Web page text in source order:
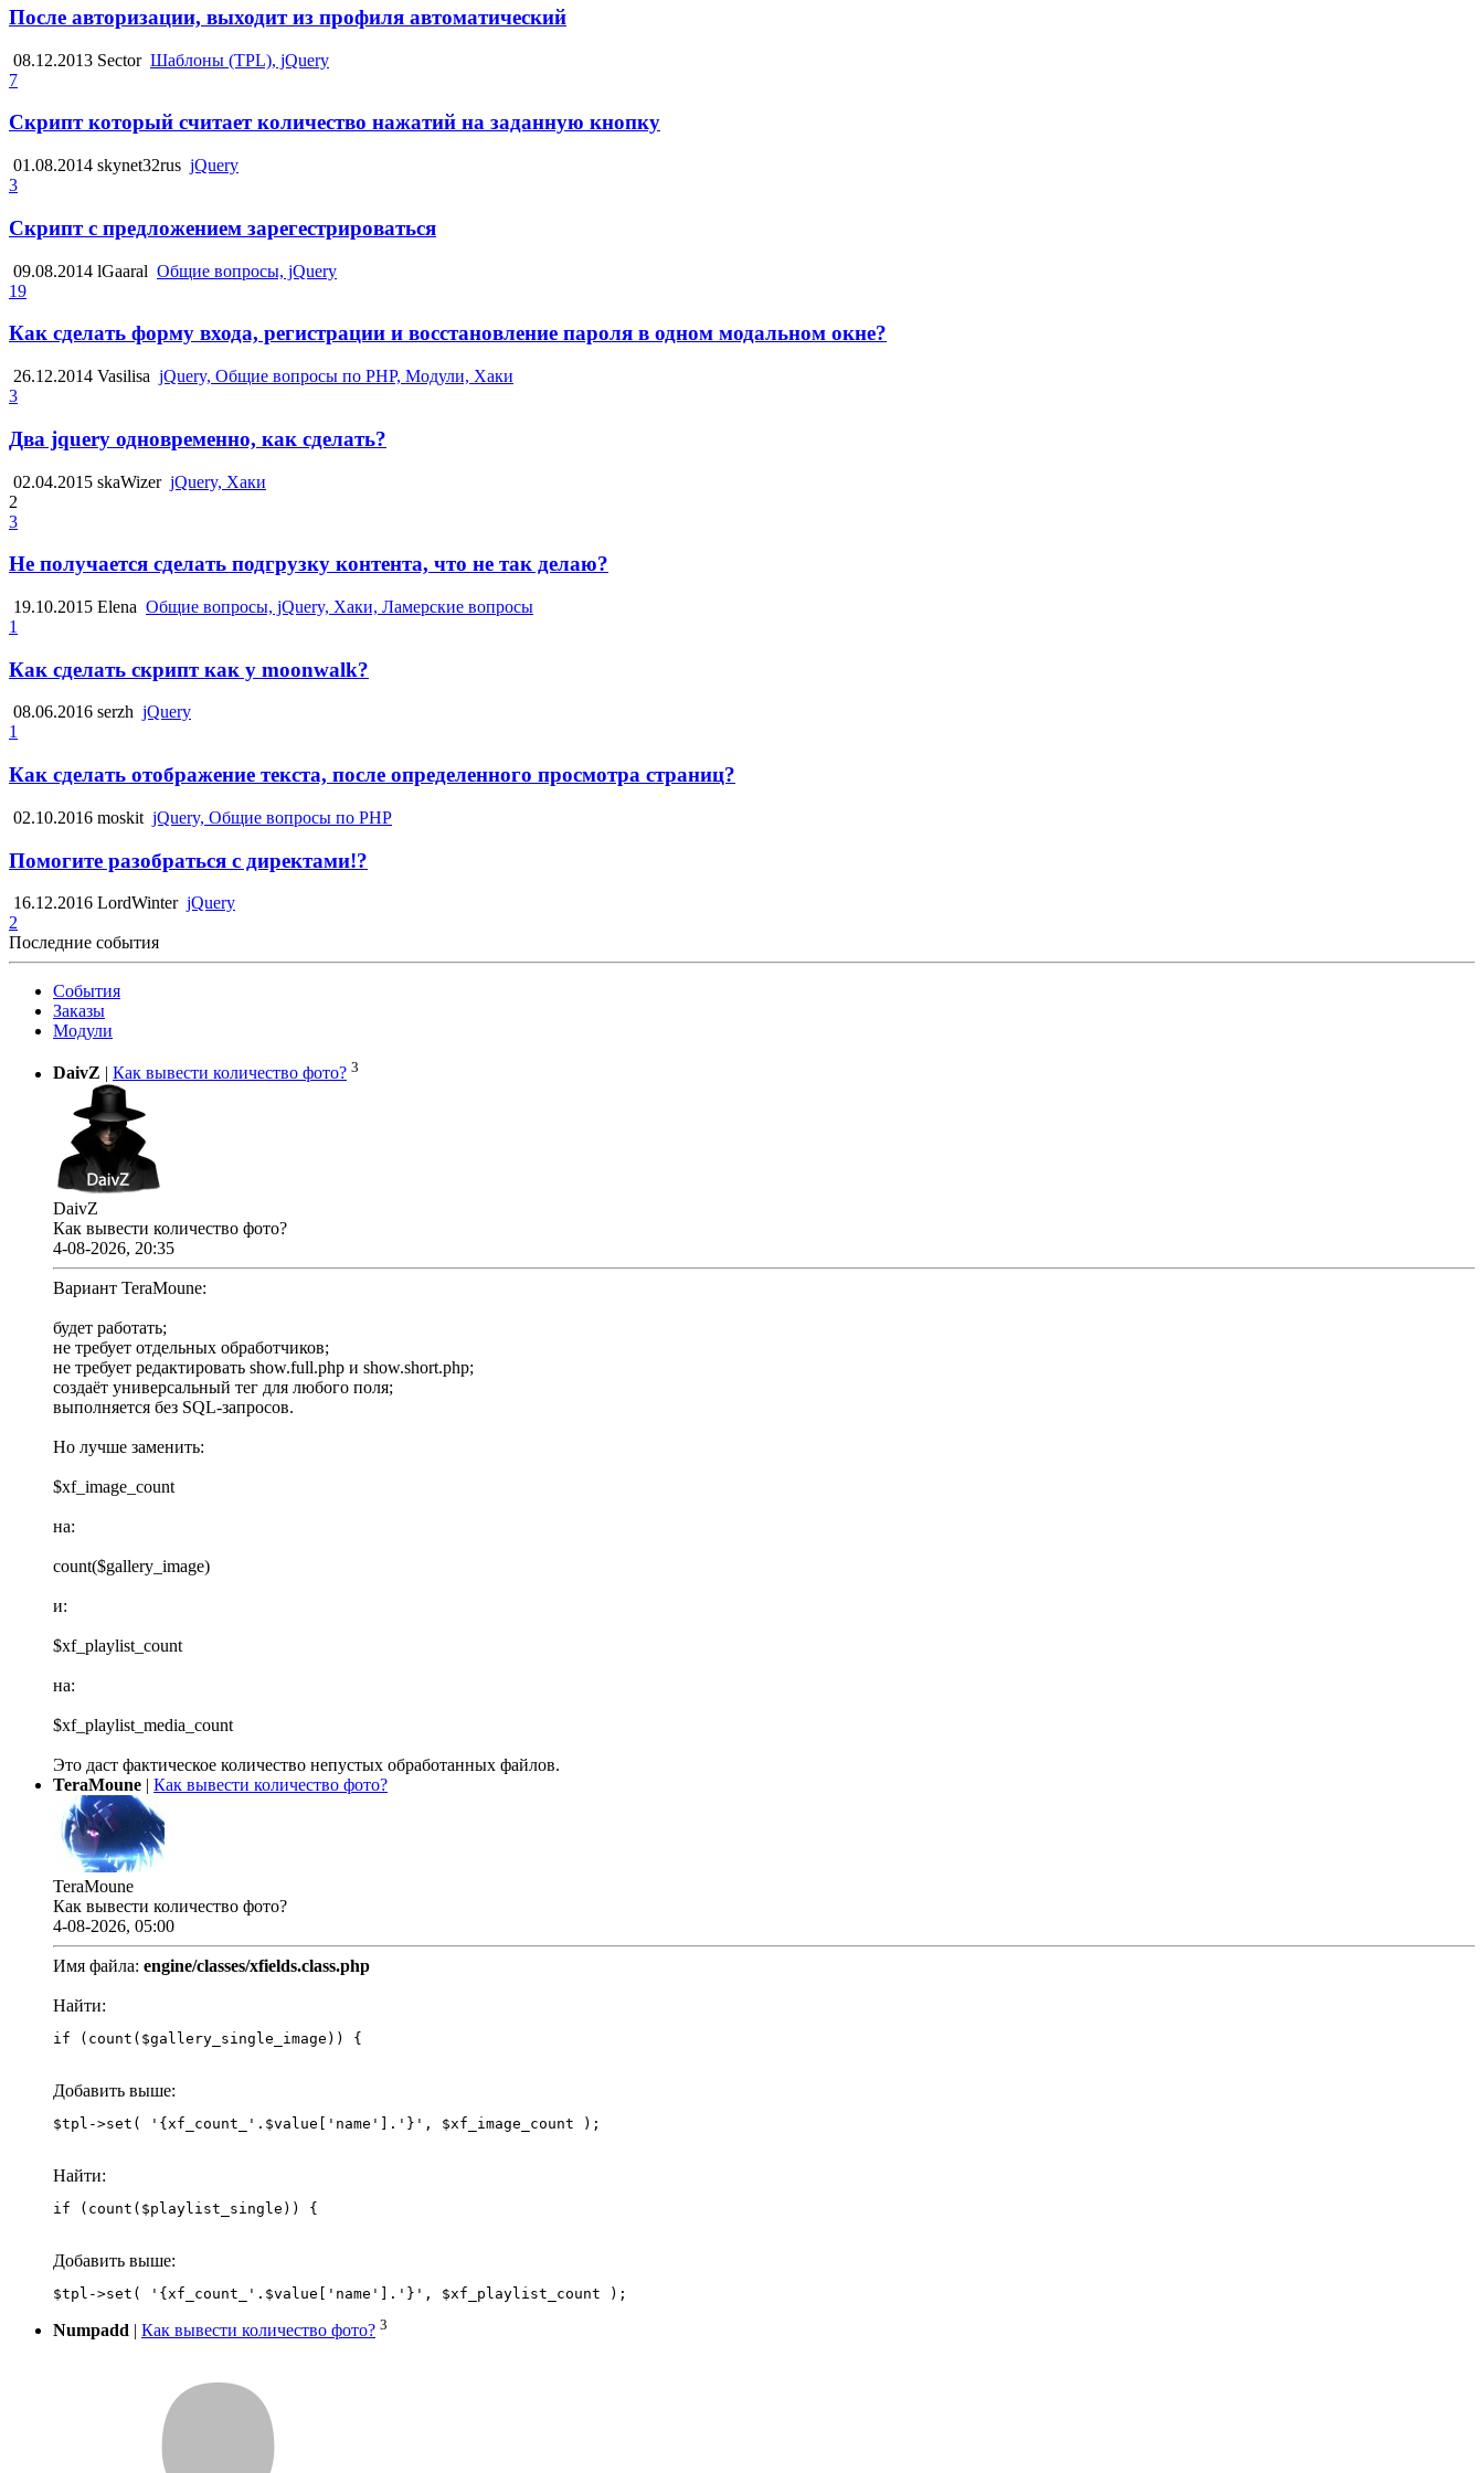
После авторизации, выходит из профиля автоматический
08.12.2013 Sector Шаблоны (TPL), jQuery
7
Скрипт который считает количество нажатий на заданную кнопку
01.08.2014 skynet32rus jQuery
3
Скрипт с предложением зарегестрироваться
09.08.2014 lGaaral Общие вопросы, jQuery
19
Как сделать форму входа, регистрации и восстановление пароля в одном модальном окне?
26.12.2014 Vasilisa jQuery, Общие вопросы по PHP, Модули, Хаки
3
Два jquery одновременно, как сделать?
02.04.2015 skaWizer jQuery, Хаки
2
3
Не получается сделать подгрузку контента, что не так делаю?
19.10.2015 Elena Общие вопросы, jQuery, Хаки, Ламерские вопросы
1
Как сделать скрипт как у moonwalk?
08.06.2016 serzh jQuery
1
Как сделать отображение текста, после определенного просмотра страниц?
02.10.2016 moskit jQuery, Общие вопросы по PHP
Помогите разобраться с директами!?
16.12.2016 LordWinter jQuery
2
Последние события
События
Заказы
Модули
DaivZ Как вывести количество фото? 3
DaivZ
Как вывести количество фото?
4-08-2026, 20:35
Вариант TeraMoune:
будет работать;
не требует отдельных обработчиков;
не требует редактировать show.full.php и show.short.php;
создаёт универсальный тег для любого поля;
выполняется без SQL-запросов.
Но лучше заменить:
$xf_image_count
на:
count($gallery_image)
и:
$xf_playlist_count
на:
$xf_playlist_media_count
Это даст фактическое количество непустых обработанных файлов.
TeraMoune | Как вывести количество фото?
TeraMoune
Как вывести количество фото?
4-08-2026, 05:00
Имя файла: engine/classes/xfields.class.php
Найти:
if (count($gallery_single_image)) {
Добавить выше:
Найти:
if (count($playlist_single)) {
Добавить выше:
Numpadd | Как вывести количество фото? 3